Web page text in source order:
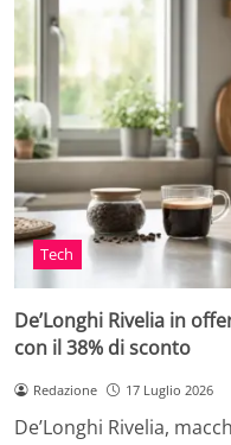
Tech
De’Longhi Rivelia in
con il 38% di sconto
Redazione 17 Luglio 2026
De’Longhi Rivelia,